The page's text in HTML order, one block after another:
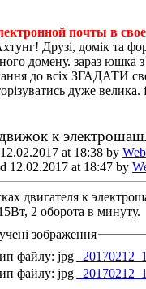
почты в
Друзі, домік та
домену. зараз юшка
до всіх ЗГАДАТИ
дуже
к
at 18:38 by
12.02.2017 at 18:47 by
двигателя к
2 оборота в минуту.
зображення